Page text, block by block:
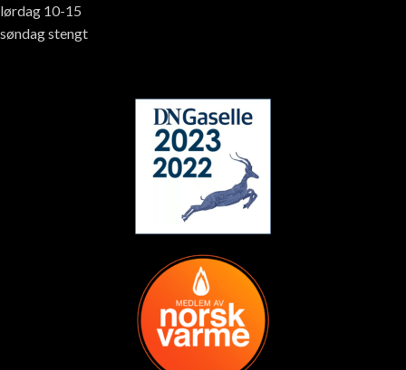
lørdag 10-15
søndag stengt